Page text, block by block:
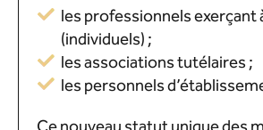
les professionnels exerçant
(individuels) ;
les associations tutélaires ;
les personnels